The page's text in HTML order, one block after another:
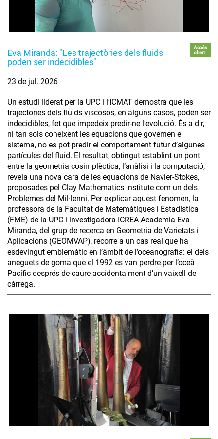
Eva Miranda: "Les trajectòries dels fluids
poden ser indecidibles"
Accés
obert
23 de jul. 2026
Un estudi liderat per la UPC i l’ICMAT demostra que les
trajectòries dels fluids viscosos, en alguns casos, poden ser
indecidibles, fet que impedeix predir-ne l’evolució. És a dir,
ni tan sols coneixent les equacions que governen el
sistema, no es pot predir el comportament futur d’algunes
partícules del fluid. El resultat, obtingut establint un pont
entre la geometria cosimplèctica, l’anàlisi i la computació,
revela una nova cara de les equacions de Navier-Stokes,
proposades pel Clay Mathematics Institute com un dels
Problemes del Mil·lenni. Per explicar aquest fenomen, la
professora de la Facultat de Matemàtiques i Estadística
(FME) de la UPC i investigadora ICREA Academia Eva
Miranda, del grup de recerca en Geometria de Varietats i
Aplicacions (GEOMVAP), recorre a un cas real que ha
esdevingut emblemàtic en l’àmbit de l’oceanografia: el dels
aneguets de goma que el 1992 es van perdre per l’oceà
Pacífic després de caure accidentalment d’un vaixell de
càrrega.